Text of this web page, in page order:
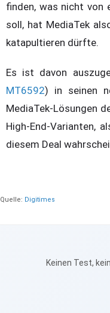
finden, was nicht von
soll, hat MediaTek
katapultieren dürfte.
Es ist davon
MT6592) in seinen
MediaTek-Lösungen
High-End-Varianten,
diesem Deal
Quelle: Digitimes
Keinen Test,